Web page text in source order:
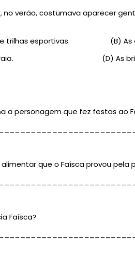
no verão, costumava aparecer
de trilhas esportivas. (B) As
praia. (D) As
a personagem que fez festas ao
que o Faísca provou pela
Faísca?